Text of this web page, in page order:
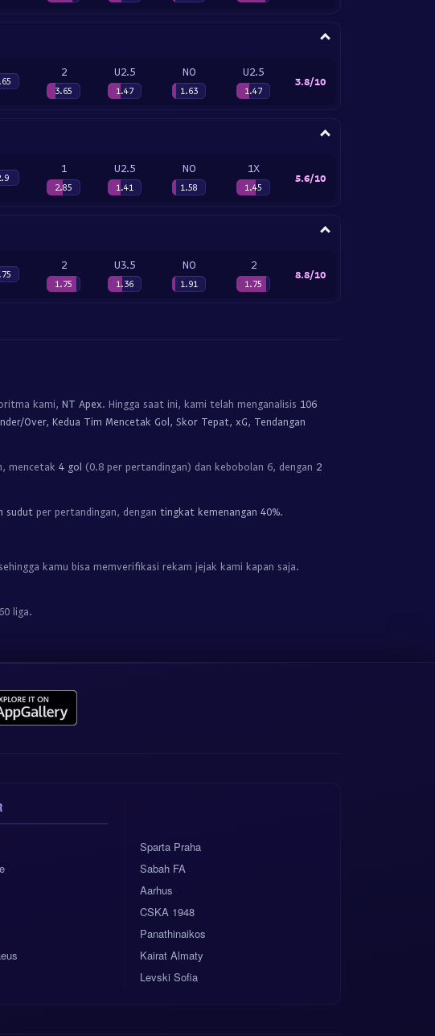
2
3.65
U2.5
1.47
NO
1.63
U2.5
1.47
3.8/10
1
2.85
U2.5
1.41
NO
1.58
1X
1.45
5.6/10
2
1.75
U3.5
1.36
NO
1.91
2
1.75
8.8/10
kami, NT Apex. Hingga saat ini, kami telah menganalisis 106
Over, Kedua Tim Mencetak Gol, Skor Tepat, xG, Tendangan
mencetak 4 gol (0.8 per pertandingan) dan kebobolan 6, dengan 2
sudut per pertandingan, dengan tingkat kemenangan 40%.
kamu bisa memverifikasi rekam jejak kami kapan saja.
liga.
Sparta Praha
Sabah FA
Aarhus
CSKA 1948
Panathinaikos
Kairat Almaty
Levski Sofia